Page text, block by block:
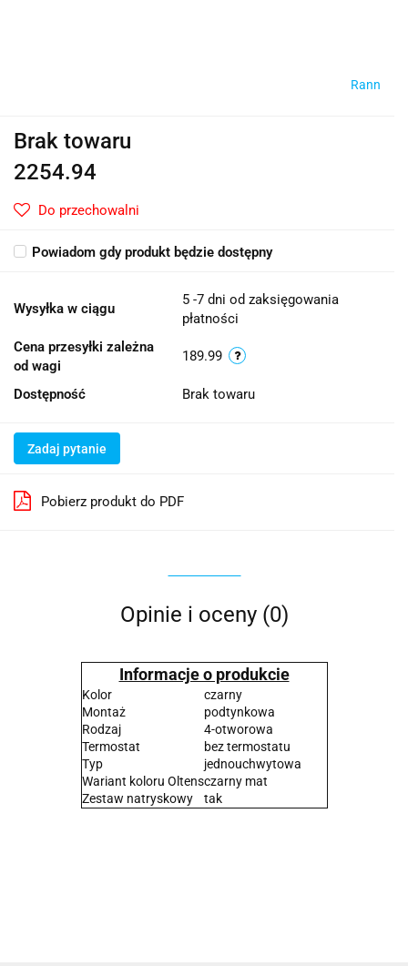
Rann
Brak towaru
2254.94
Do przechowalni
Powiadom gdy produkt będzie dostępny
Wysyłka w ciągu
5 -7 dni od zaksięgowania
płatności
Cena przesyłki zależna
od wagi
189.99
Dostępność Brak towaru
Zadaj pytanie
Pobierz produkt do PDF
Opinie i oceny (0)
Informacje o produkcie
Kolor
czarny
Montaż
podtynkowa
Rodzaj
4-otworowa
Termostat
bez termostatu
Typ
jednouchwytowa
Wariant koloru Oltensczarny mat
Zestaw natryskowy
tak